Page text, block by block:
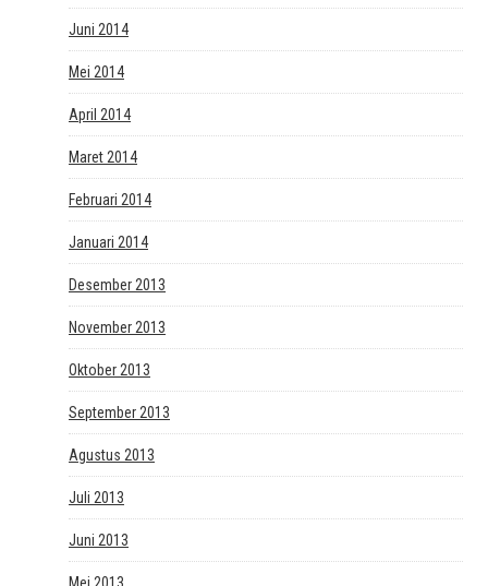
Juni 2014
Mei 2014
April 2014
Maret 2014
Februari 2014
Januari 2014
Desember 2013
November 2013
Oktober 2013
September 2013
Agustus 2013
Juli 2013
Juni 2013
Mei 2013